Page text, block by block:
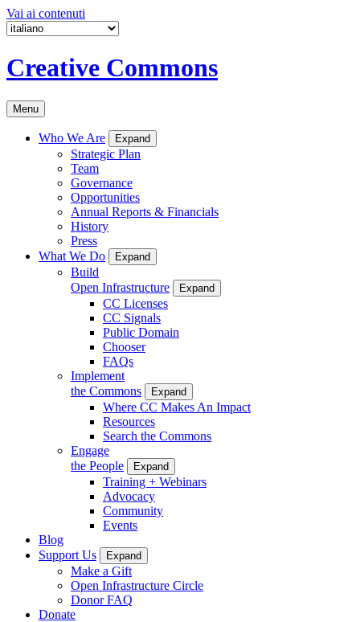
Vai ai contenuti
Creative Commons
Menu
Who We Are Expand
Strategic Plan
Team
Governance
Opportunities
Annual Reports & Financials
History
Press
What We Do
Expand
Build
Open Infrastructure
Expand
CC Licenses
CC Signals
Public Domain
Chooser
FAQs
Implement
the Commons
Expand
Where CC Makes An Impact
Resources
Search the Commons
Engage
the People
Expand
Training + Webinars
Advocacy
Community
Events
Blog
Support Us
Expand
Make a Gift
Open Infrastructure Circle
Donor FAQ
Donate